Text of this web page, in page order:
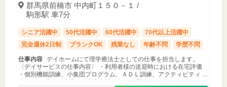
群馬県前橋市 中内町１５０－１ /
駒形駅 車7分
シニア活躍中 50代活躍中 60代活躍中
70代以上活躍中
完全週休2日制
ブランクOK 残業なし 年齢不問 学歴不問
仕事内容 デイホームにて理学療法士としての仕事を担当します。
〈デイサービスの仕事内容〉 ・利用者様の送迎時における在宅評価
・個別機能訓練、小集団プログラム、ＡＤＬ訓練、アクティビティ 企